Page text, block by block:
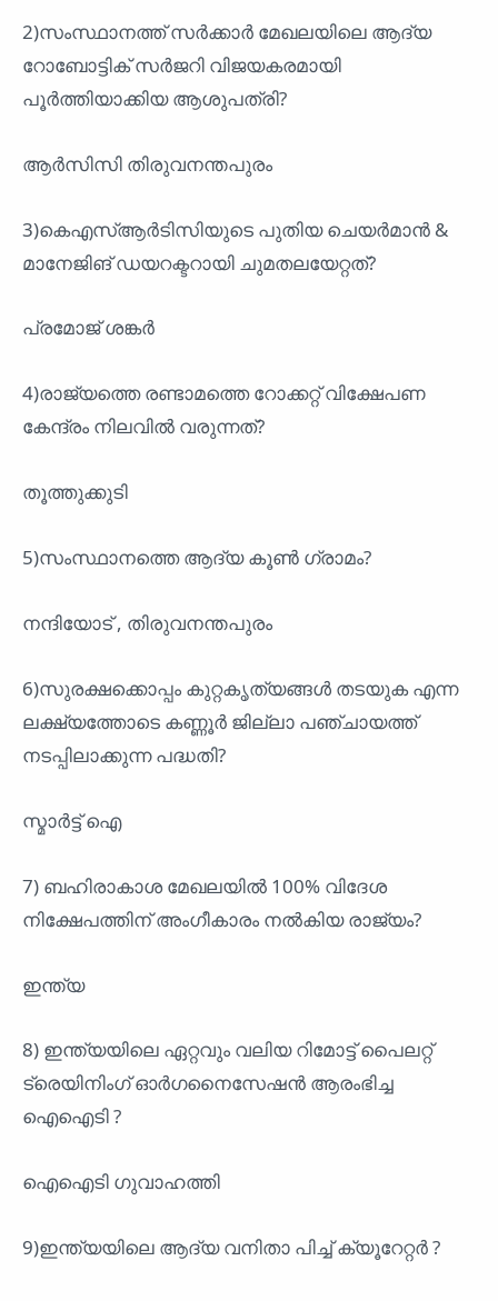
2)സംസ്ഥാനത്ത് സർക്കാർ മേഖലയിലെ ആദ്യ
റോബോട്ടിക് സർജറി വിജയകരമായി
പൂർത്തിയാക്കിയ ആശുപത്രി?
ആർസിസി തിരുവനന്തപുരം
3)കെഎസ്ആർടിസിയുടെ പുതിയ ചെയർമാൻ &
മാനേജിങ് ഡയറക്ടറായി ചുമതലയേറ്റത്?
പ്രമോജ് ശങ്കർ
4)രാജ്യത്തെ രണ്ടാമത്തെ റോക്കറ്റ് വിക്ഷേപണ
കേന്ദ്രം നിലവിൽ വരുന്നത്?
തൂത്തുക്കുടി
5)സംസ്ഥാനത്തെ ആദ്യ കൂൺ ഗ്രാമം?
നന്ദിയോട് , തിരുവനന്തപുരം
6)സുരക്ഷക്കൊപ്പം കുറ്റകൃത്യങ്ങൾ തടയുക എന്ന
ലക്ഷ്യത്തോടെ കണ്ണൂർ ജില്ലാ പഞ്ചായത്ത്
നടപ്പിലാക്കുന്ന പദ്ധതി?
സ്മാർട്ട് ഐ
7) ബഹിരാകാശ മേഖലയിൽ 100% വിദേശ
നിക്ഷേപത്തിന് അംഗീകാരം നൽകിയ രാജ്യം?
ഇന്ത്യ
8) ഇന്ത്യയിലെ ഏറ്റവും വലിയ റിമോട്ട് പൈലറ്റ്
ട്രെയിനിംഗ് ഓർഗനൈസേഷൻ ആരംഭിച്ച
ഐഐടി ?
ഐഐടി ഗുവാഹത്തി
9)ഇന്ത്യയിലെ ആദ്യ വനിതാ പിച്ച് ക്യൂറേറ്റർ ?